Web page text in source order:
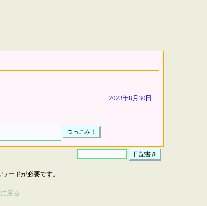
2023年8月30日
ードが必要です。
戻る